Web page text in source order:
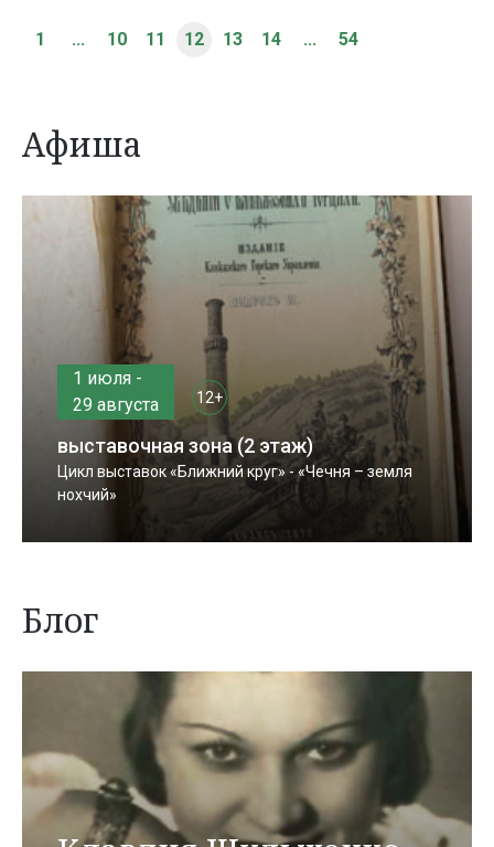
1 ... 10 11 12 13 14 ... 54
Афиша
1 июля -
29 августа
12+
выставочная зона (2 этаж)
Цикл выставок «Ближний круг» - «Чечня – земля
нохчий»
Блог